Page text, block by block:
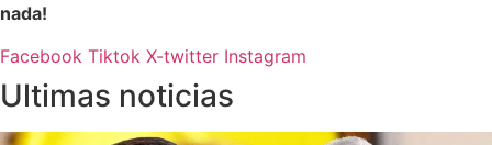
nada!
Facebook Tiktok X-twitter Instagram
Ultimas noticias